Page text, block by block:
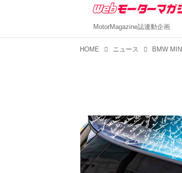
MotorMagazine誌連動企画
HOME ニュース